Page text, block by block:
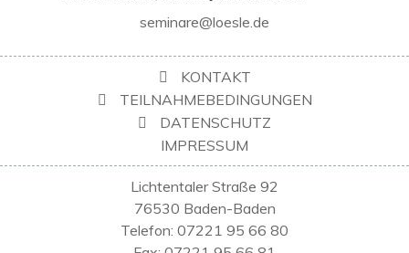
seminare@loesle.de
KONTAKT
TEILNAHMEBEDINGUNGEN
DATENSCHUTZ
IMPRESSUM
Lichtentaler Straße 92
76530 Baden-Baden
Telefon: 07221 95 66 80